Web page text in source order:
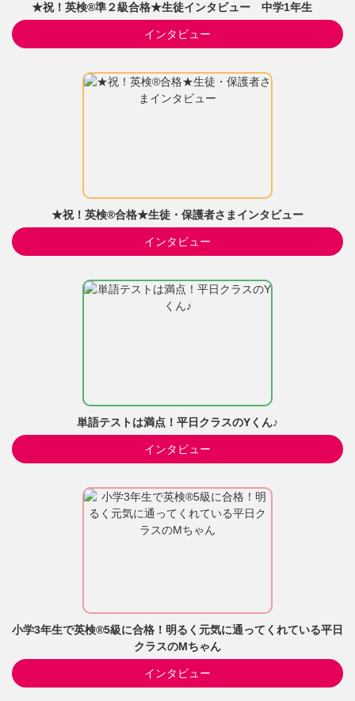
★祝！英検®準２級合格★生徒インタビュー 中学1年生
インタビュー
★祝！英検®合格★生徒・保護者さまインタビュー
インタビュー
単語テストは満点！平日クラスのYくん♪
インタビュー
小学3年生で英検®5級に合格！明るく元気に通ってくれている平日
クラスのMちゃん
インタビュー